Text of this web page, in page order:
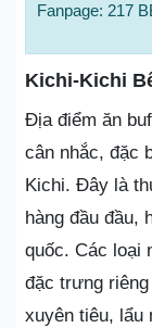
Fanpage: 217
Kichi-Kichi
Địa điểm ăn
cân nhắc, đặc
Kichi. Đây là
hàng đầu đầu,
quốc. Các loại
đặc trưng
xuyên tiêu, lẩu